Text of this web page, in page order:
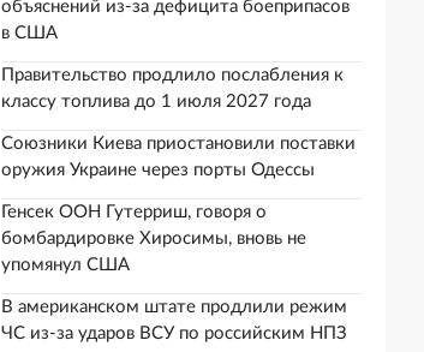
объяснений из-за дефицита боеприпасов
в США
Правительство продлило послабления к
классу топлива до 1 июля 2027 года
Союзники Киева приостановили поставки
оружия Украине через порты Одессы
Генсек ООН Гутерриш, говоря о
бомбардировке Хиросимы, вновь не
упомянул США
В американском штате продлили режим
ЧС из-за ударов ВСУ по российским НПЗ